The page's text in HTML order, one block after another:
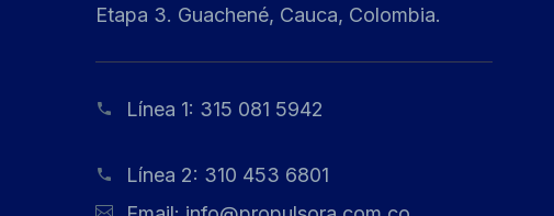
Etapa 3. Guachené, Cauca, Colombia.
Línea 1: 315 081 5942
Línea 2: 310 453 6801